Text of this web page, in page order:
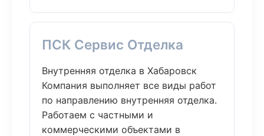
ПСК Сервис Отделка
Внутренняя отделка в Хабаровск
Компания выполняет все виды работ
по направлению внутренняя отделка.
Работаем с частными и
коммерческими объектами в